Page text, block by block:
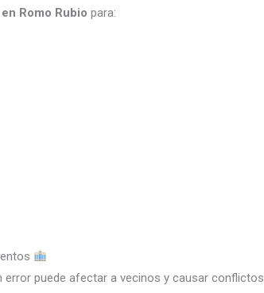
Romo Rubio para:
error puede afectar a vecinos y causar conflictos.